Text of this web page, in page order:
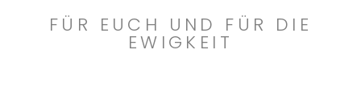
FÜR EUCH UND FÜR DIE
EWIGKEIT